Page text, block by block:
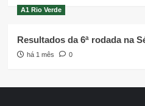
A1 Rio Verde
Resultados da 6ª rodada na
há 1 mês 0